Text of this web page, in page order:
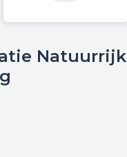
Natuurrijk